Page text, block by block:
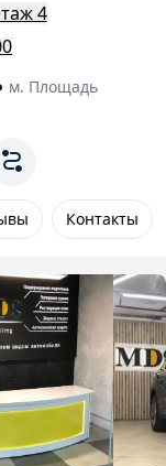
4
м. Площадь
Контакты